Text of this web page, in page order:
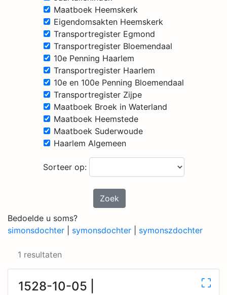
Maatboek Heemskerk
Eigendomsakten Heemskerk
Transportregister Egmond
Transportregister Bloemendaal
10e Penning Haarlem
Transportregister Haarlem
10e en 100e Penning Bloemendaal
Transportregister Zijpe
Maatboek Broek in Waterland
Maatboek Heemstede
Maatboek Suderwoude
Haarlem Algemeen
Sorteer op:
Zoek
Bedoelde u soms?
simonsdochter
symonsdochter symonszdochter
1 resultaten
1528-10-05 |